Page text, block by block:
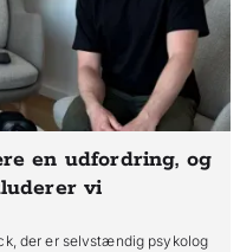
en udfordring, og
vi
der er selvstændig psykolog